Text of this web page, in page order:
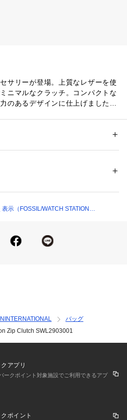
サリーが登場。上質なレザーを使
ニマルなクラッチ。コンパクトな
のあるデザインに仕上げました。
備え、必要なものをしっかり整理
じて責任あるものづくりを支援
x 高さ約11.5cm
ケット x 3
ップ付きコンパートメント x 1
において、私たちはMake Time F
とに努め、人々や地域社会にポジ
取り組んでいま
明の影響により、実際の商品と色
ざいます。
ウレタン, PVC, 再生ポリエステル
示（FOSSIL/WATCH STATION
バッグ
Zip Clutch SWL2903001
アプリ
ークポイント対象施設でご利用できるアプ
ポイント